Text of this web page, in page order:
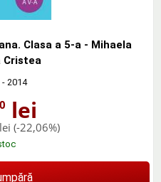
Clasa a 5-a - Mihaela
Cristea
- 2014
lei
(-22,06%)